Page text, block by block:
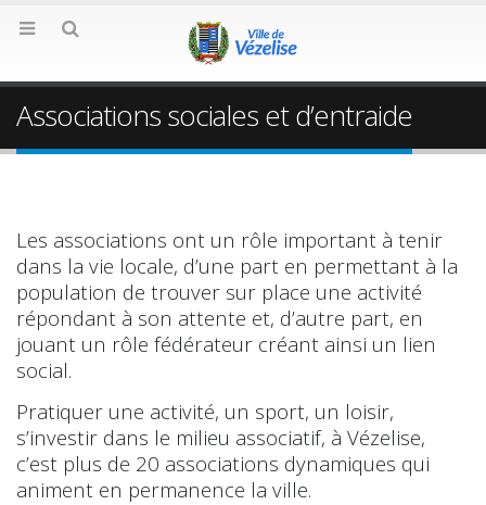
Associations sociales et d’entraide
Les associations ont un rôle important à tenir
dans la vie locale, d’une part en permettant à la
population de trouver sur place une activité
répondant à son attente et, d’autre part, en
jouant un rôle fédérateur créant ainsi un lien
social.
Pratiquer une activité, un sport, un loisir,
s’investir dans le milieu associatif, à Vézelise,
c’est plus de 20 associations dynamiques qui
animent en permanence la ville.